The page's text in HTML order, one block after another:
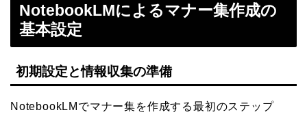
NotebookLMによるマナー集作成の
基本設定
初期設定と情報収集の準備
NotebookLMでマナー集を作成する最初のステップ